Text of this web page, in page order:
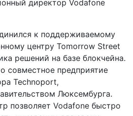
директор Vodafone
к поддерживаемому
центру Tomorrow Street
решений на базе блокчейна.
совместное предприятие
Technoport,
Люксембурга.
позволяет Vodafone быстро